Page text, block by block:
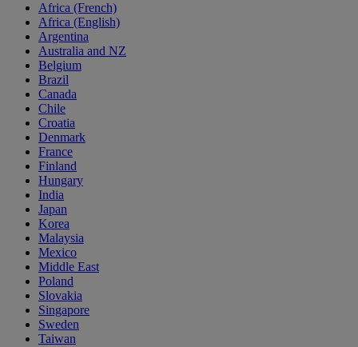
Africa (French)
Africa (English)
Argentina
Australia and NZ
Belgium
Brazil
Canada
Chile
Croatia
Denmark
France
Finland
Hungary
India
Japan
Korea
Malaysia
Mexico
Middle East
Poland
Slovakia
Singapore
Sweden
Taiwan